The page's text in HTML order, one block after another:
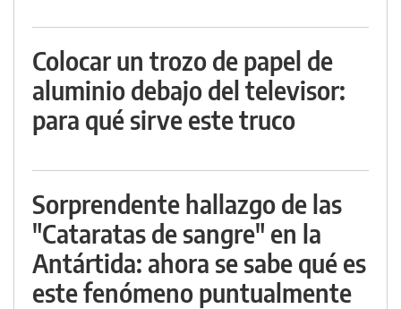
Colocar un trozo de papel de
aluminio debajo del televisor:
para qué sirve este truco
Sorprendente hallazgo de las
"Cataratas de sangre" en la
Antártida: ahora se sabe qué es
este fenómeno puntualmente